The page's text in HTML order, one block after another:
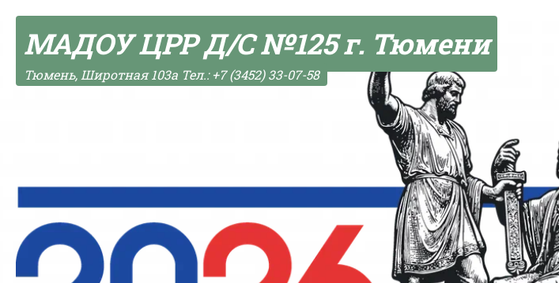
МАДОУ ЦРР Д/С №125 г. Тюмени
Тюмень, Широтная 103а Тел.: +7 (3452) 33-07-58